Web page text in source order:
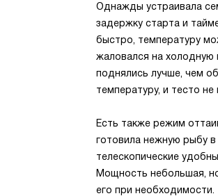
Однажды устраивала
задержку старта и
быстро, температуру
жаловался на холодную
поднялись лучше, чем
температуру, и тесто не
Есть также режим
готовила нежную рыбу
телескопические
Мощность небольшая,
его при необходимости.